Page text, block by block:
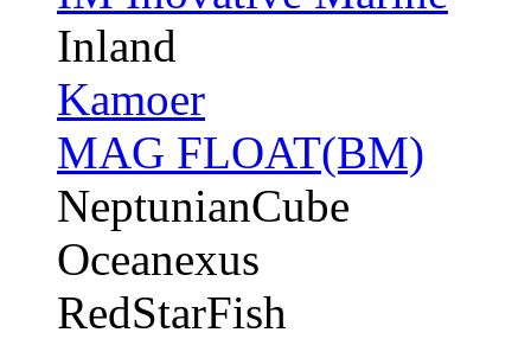
Inland
Kamoer
MAG FLOAT(BM)
NeptunianCube
Oceanexus
RedStarFish